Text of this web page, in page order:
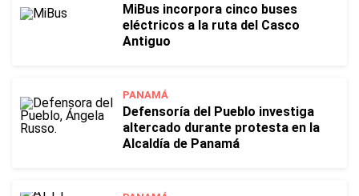
MiBus incorpora cinco buses
eléctricos a la ruta del Casco
Antiguo
PANAMÁ
Defensoría del Pueblo investiga
altercado durante protesta en la
Alcaldía de Panamá